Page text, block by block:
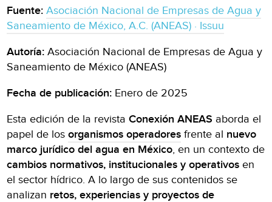
Fuente: Asociación Nacional de Empresas de Agua y
Saneamiento de México, A.C. (ANEAS) · Issuu
Autoría: Asociación Nacional de Empresas de Agua y
Saneamiento de México (ANEAS)
Fecha de publicación: Enero de 2025
Esta edición de la revistaConexión ANEAS aborda el
papel de losorganismos operadores frente al nuevo
marco jurídico del agua en México, en un contexto de
cambios normativos, institucionales y operativos en
el sector hídrico. A lo largo de sus contenidos se
analizan retos, experiencias y proyectos de